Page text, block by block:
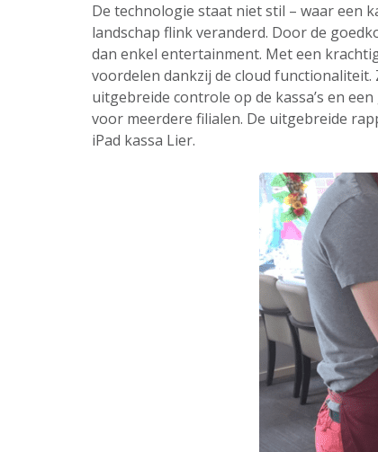
De technologie staat niet stil – waar een
landschap flink veranderd. Door de
dan enkel entertainment. Met een
voordelen dankzij de cloud functionaliteit.
uitgebreide controle op de kassa’s en
voor meerdere filialen. De uitgebreide
iPad kassa Lier.